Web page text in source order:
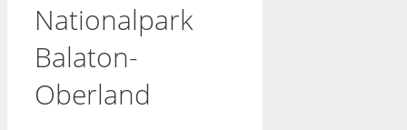
Nationalpark
Balaton-
Oberland